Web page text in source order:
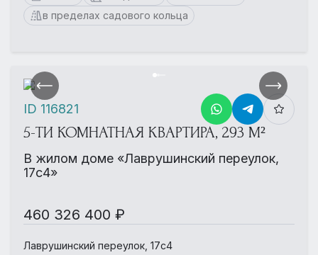
в пределах садового кольца
5-ТИ КОМНАТНАЯ КВАРТИРА, 293 М²
В жилом доме «Лаврушинский переулок,
17с4»
460 326 400 ₽
Лаврушинский переулок, 17с4
ID 116821